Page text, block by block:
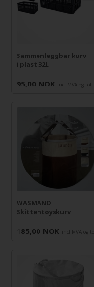
Sammenleggbar kurv
i plast 32L
95,00 NOK incl MVA og toll
WASMAND
Skittentøyskurv
185,00 NOK incl MVA og toll